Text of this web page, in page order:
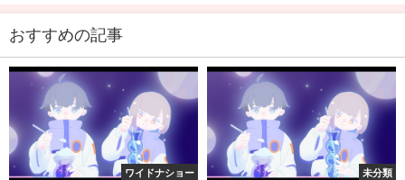
おすすめの記事
ワイドナショー 未分類